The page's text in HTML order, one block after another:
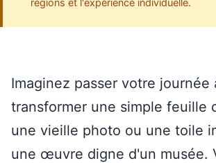
régions et l'expérience individuelle.
Imaginez passer votre journée
transformer une simple feuille
une vieille photo ou une toile
une œuvre digne d'un musée.